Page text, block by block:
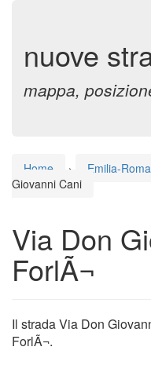
nuove
mappa,
Home › Emilia-
Giovanni Cani
Via Don
ForlÃ¬
Il strada Via Don
ForlÃ¬.